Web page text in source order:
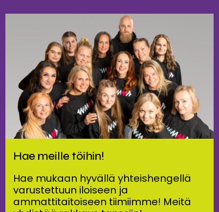
Hae meille töihin!
Hae mukaan hyvällä yhteishengellä
varustettuun iloiseen ja
ammattitaitoiseen tiimiimme! Meitä